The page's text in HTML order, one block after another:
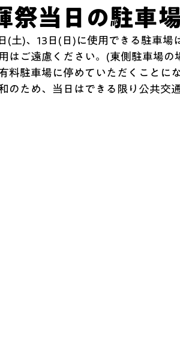
祭当日の駐車
(土)、13日(日)に使用できる駐車
はご遠慮ください。(東側駐車場の
料駐車場に停めていただくことに
のため、当日はできる限り公共交